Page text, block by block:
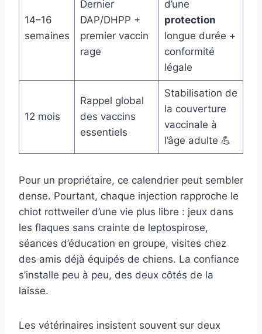
14–16
semaines
Dernier
DAP/DHPP +
premier vaccin
rage
d’une
protection
longue durée +
conformité
légale
12 mois
Rappel global
des vaccins
essentiels
Stabilisation de
la couverture
vaccinale à
l’âge adulte 💪
Pour un propriétaire, ce calendrier peut sembler
dense. Pourtant, chaque injection rapproche le
chiot rottweiler d’une vie plus libre : jeux dans
les flaques sans crainte de leptospirose,
séances d’éducation en groupe, visites chez
des amis déjà équipés de chiens. La confiance
s’installe peu à peu, des deux côtés de la
laisse.
Les vétérinaires insistent souvent sur deux